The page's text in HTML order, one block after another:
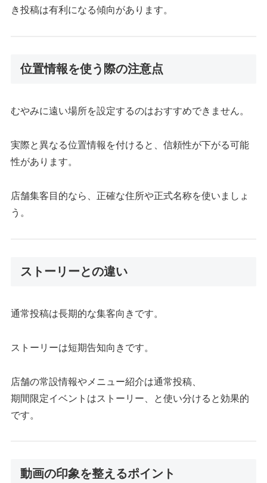
き投稿は有利になる傾向があります。
位置情報を使う際の注意点
むやみに遠い場所を設定するのはおすすめできません。
実際と異なる位置情報を付けると、信頼性が下がる可能
性があります。
店舗集客目的なら、正確な住所や正式名称を使いましょ
う。
ストーリーとの違い
通常投稿は長期的な集客向きです。
ストーリーは短期告知向きです。
店舗の常設情報やメニュー紹介は通常投稿、
期間限定イベントはストーリー、と使い分けると効果的
です。
動画の印象を整えるポイント